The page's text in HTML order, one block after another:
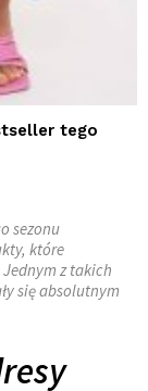
tego
sezonu
które
z takich
się absolutnym